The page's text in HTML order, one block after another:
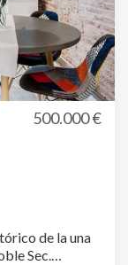
visita!
500.000 €
de la una
Sec.